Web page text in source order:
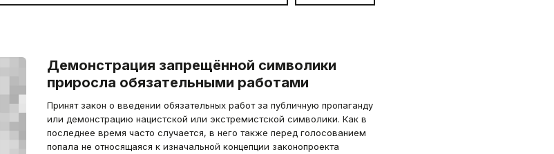
Демонстрация запрещённой символики
приросла обязательными работами
Принят закон о введении обязательных работ за публичную пропаганду
или демонстрацию нацистской или экстремистской символики. Как в
последнее время часто случается, в него также перед голосованием
попала не относящаяся к изначальной концепции законопроекта